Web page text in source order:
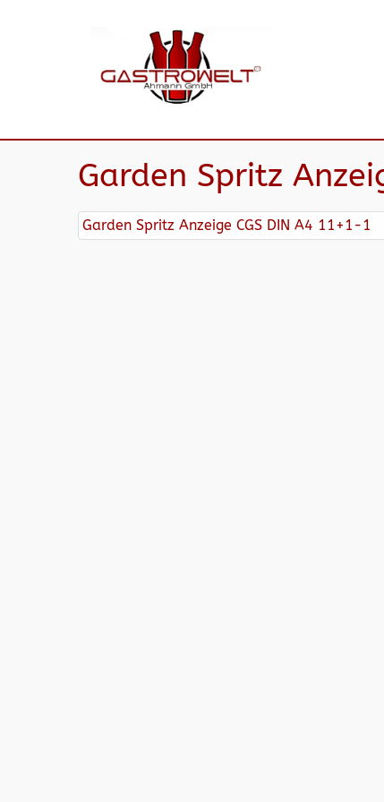
Garden Spritz
Garden Spritz Anzeige CGS DIN A4 11+1-1